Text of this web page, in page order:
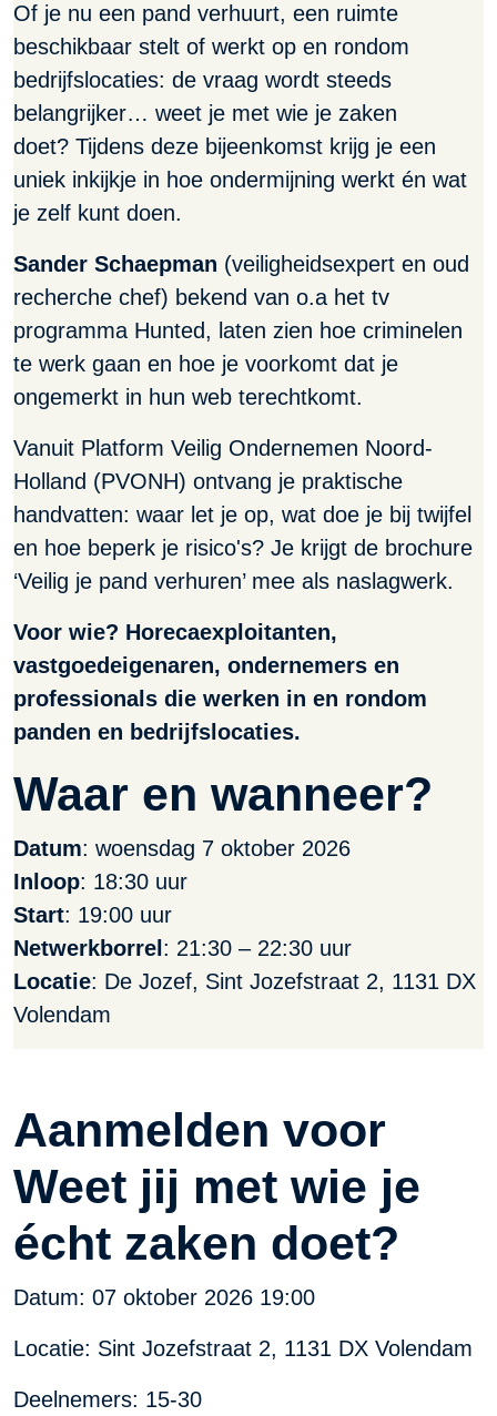
Of je nu een pand verhuurt, een ruimte
beschikbaar stelt of werkt op en rondom
bedrijfslocaties: de vraag wordt steeds
belangrijker… weet je met wie je zaken
doet? Tijdens deze bijeenkomst krijg je een
uniek inkijkje in hoe ondermijning werkt én wat
je zelf kunt doen.
Sander Schaepman (veiligheidsexpert en oud
recherche chef) bekend van o.a het tv
programma Hunted, laten zien hoe criminelen
te werk gaan en hoe je voorkomt dat je
ongemerkt in hun web terechtkomt.
Vanuit Platform Veilig Ondernemen Noord-
Holland (PVONH) ontvang je praktische
handvatten: waar let je op, wat doe je bij twijfel
en hoe beperk je risico's? Je krijgt de brochure
‘Veilig je pand verhuren’ mee als naslagwerk.
Voor wie? Horecaexploitanten,
vastgoedeigenaren, ondernemers en
professionals die werken in en rondom
panden en bedrijfslocaties.
Waar en wanneer?
Datum: woensdag 7 oktober 2026
Inloop: 18:30 uur
Start: 19:00 uur
Netwerkborrel : 21:30 – 22:30 uur
Locatie: De Jozef, Sint Jozefstraat 2, 1131 DX
Volendam
Aanmelden voor
Weet jij met wie je
écht zaken doet?
Datum: 07 oktober 2026 19:00
Locatie: Sint Jozefstraat 2, 1131 DX Volendam
Deelnemers: 15-30